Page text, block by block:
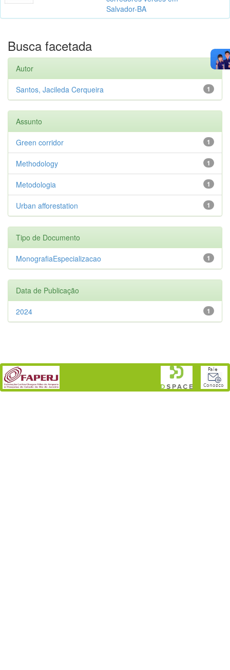
Salvador-BA
Busca facetada
Autor
1
Santos, Jacileda Cerqueira
Assunto
1
Green corridor
1
Methodology
1
Metodologia
1
Urban afforestation
Tipo de Documento
1
MonografiaEspecializacao
Data de Publicação
1
2024